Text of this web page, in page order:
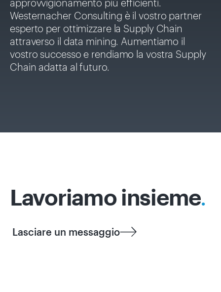
approvvigionamento più efficienti.
Westernacher Consulting è il vostro partner
esperto per ottimizzare la Supply Chain
attraverso il data mining. Aumentiamo il
vostro successo e rendiamo la vostra Supply
Chain adatta al futuro.
Lavoriamo insieme.
Lasciare un messaggio